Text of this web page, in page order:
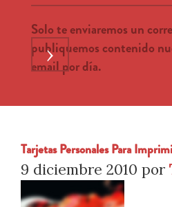
Solo te enviaremos un
publiquemos contenido
email por día.
›
Tarjetas Personales Para
9 diciembre 2010 por